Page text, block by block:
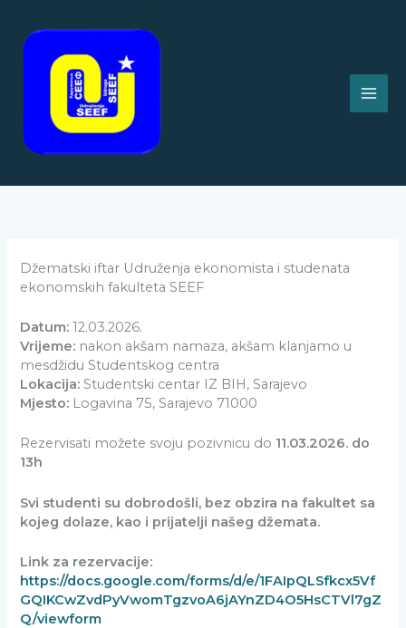
content
Džematski iftar Udruženja ekonomista i studenata
ekonomskih fakulteta SEEF
Datum: 12.03.2026.
Vrijeme: nakon akšam namaza, akšam klanjamo u
mesdžidu Studentskog centra
Lokacija: Studentski centar IZ BIH, Sarajevo
Mjesto: Logavina 75, Sarajevo 71000
Rezervisati možete svoju pozivnicu do 11.03.2026. do
13h
Svi studenti su dobrodošli, bez obzira na fakultet sa
kojeg dolaze, kao i prijatelji našeg džemata.
Link za rezervacije:
https://docs.google.com/forms/d/e/1FAIpQLSfkcx5Vf
GQIKCwZvdPyVwomTgzvoA6jAYnZD4O5HsCTVl7gZ
Q/viewform